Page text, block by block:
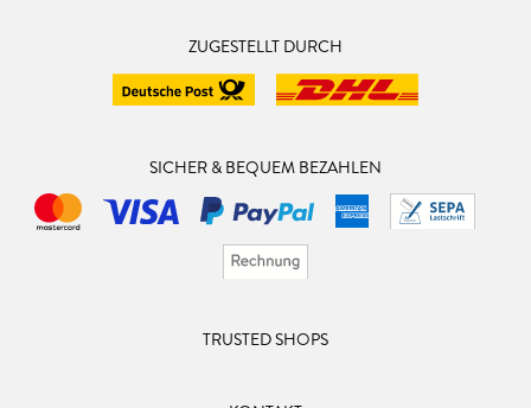
ZUGESTELLT DURCH
SICHER & BEQUEM BEZAHLEN
TRUSTED SHOPS